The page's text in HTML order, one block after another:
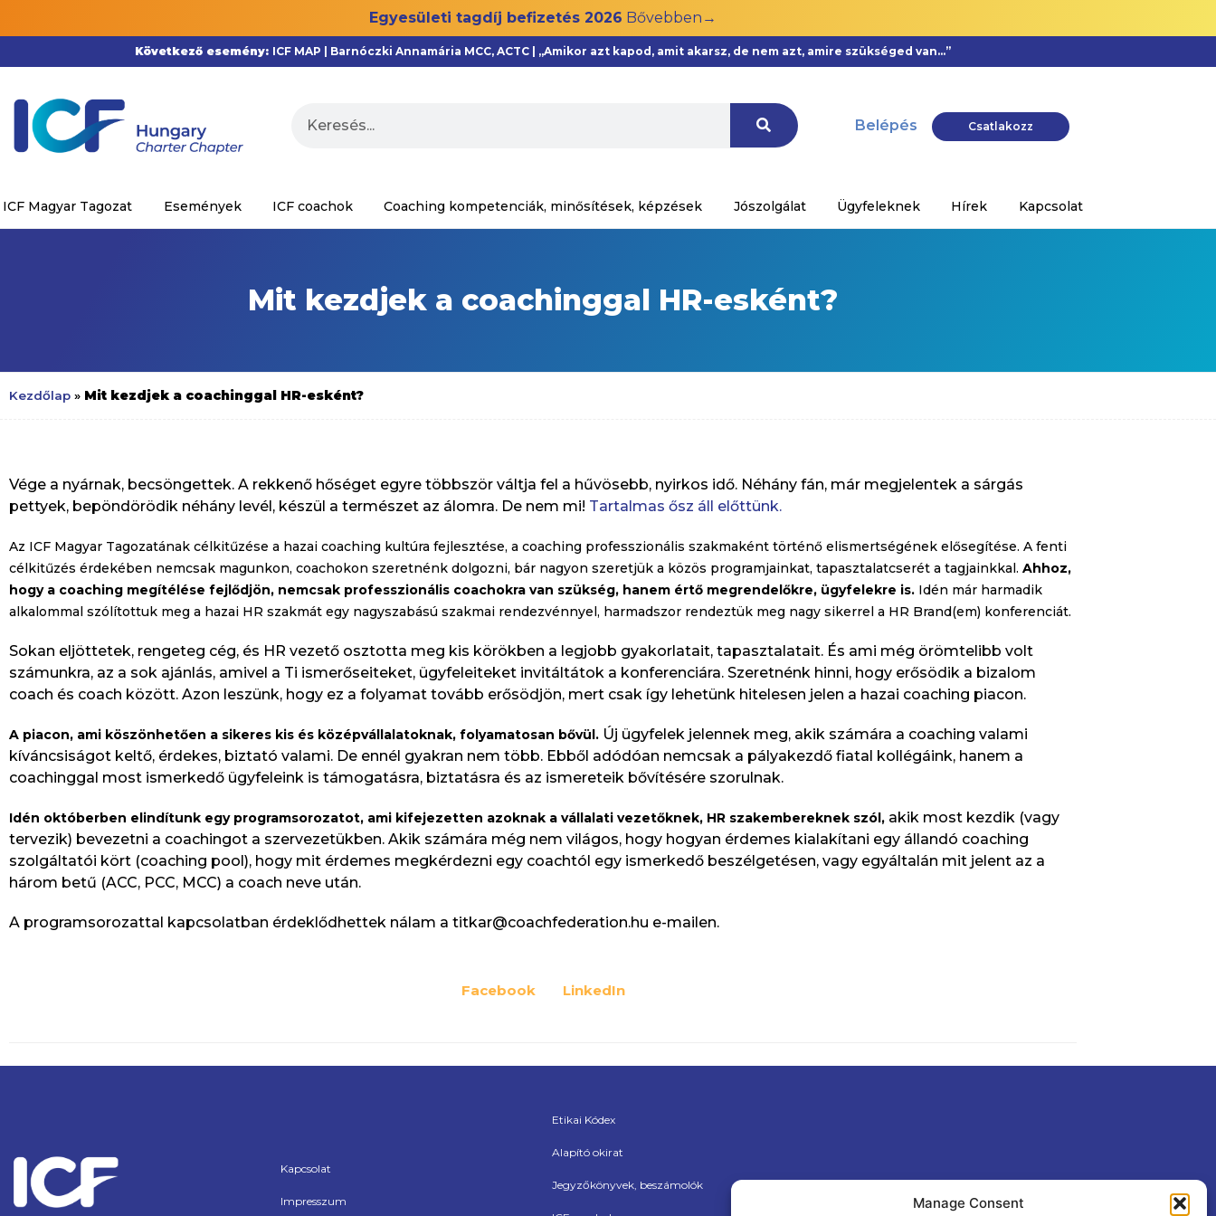
Manage Consent
Egyesületi tagdíj befizetés 2026 Bővebben→
Következő esemény: ICF MAP | Barnóczki Annamária MCC, ACTC | „Amikor azt kapod, amit akarsz, de nem azt, amire szükséged van…”
Belépés Csatlakozz
ICF Magyar Tagozat Események ICF coachok Coaching kompetenciák, minősítések, képzések Jószolgálat Ügyfeleknek Hírek Kapcsolat
Mit kezdjek a coachinggal HR-esként?
Kezdőlap » Mit kezdjek a coachinggal HR-esként?
Vége a nyárnak, becsöngettek. A rekkenő hőséget egyre többször váltja fel a hűvösebb, nyirkos idő. Néhány fán, már megjelentek a sárgás
pettyek, bepöndörödik néhány levél, készül a természet az álomra. De nem mi! Tartalmas ősz áll előttünk.
Az ICF Magyar Tagozatának célkitűzése a hazai coaching kultúra fejlesztése, a coaching professzionális szakmaként történő elismertségének elősegítése. A fenti
célkitűzés érdekében nemcsak magunkon, coachokon szeretnénk dolgozni, bár nagyon szeretjük a közös programjainkat, tapasztalatcserét a tagjainkkal. Ahhoz,
hogy a coaching megítélése fejlődjön, nemcsak professzionális coachokra van szükség, hanem értő megrendelőkre, ügyfelekre is. Idén már harmadik
alkalommal szólítottuk meg a hazai HR szakmát egy nagyszabású szakmai rendezvénnyel, harmadszor rendeztük meg nagy sikerrel a HR Brand(em) konferenciát.
Sokan eljöttetek, rengeteg cég, és HR vezető osztotta meg kis körökben a legjobb gyakorlatait, tapasztalatait. És ami még örömtelibb volt
számunkra, az a sok ajánlás, amivel a Ti ismerőseiteket, ügyfeleiteket invitáltátok a konferenciára. Szeretnénk hinni, hogy erősödik a bizalom
coach és coach között. Azon leszünk, hogy ez a folyamat tovább erősödjön, mert csak így lehetünk hitelesen jelen a hazai coaching piacon.
A piacon, ami köszönhetően a sikeres kis és középvállalatoknak, folyamatosan bővül. Új ügyfelek jelennek meg, akik számára a coaching valami
kíváncsiságot keltő, érdekes, biztató valami. De ennél gyakran nem több. Ebből adódóan nemcsak a pályakezdő fiatal kollégáink, hanem a
coachinggal most ismerkedő ügyfeleink is támogatásra, biztatásra és az ismereteik bővítésére szorulnak.
Idén októberben elindítunk egy programsorozatot, ami kifejezetten azoknak a vállalati vezetőknek, HR szakembereknek szól, akik most kezdik (vagy
tervezik) bevezetni a coachingot a szervezetükben. Akik számára még nem világos, hogy hogyan érdemes kialakítani egy állandó coaching
szolgáltatói kört (coaching pool), hogy mit érdemes megkérdezni egy coachtól egy ismerkedő beszélgetésen, vagy egyáltalán mit jelent az a
három betű (ACC, PCC, MCC) a coach neve után.
A programsorozattal kapcsolatban érdeklődhettek nálam a titkar@coachfederation.hu e-mailen.
Facebook LinkedIn
Kapcsolat
Impresszum
Etikai Kódex
Alapító okirat
Jegyzőkönyvek, beszámolók